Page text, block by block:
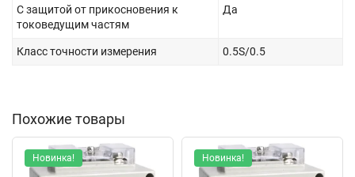
С защитой от прикосновения к
токоведущим частям
Да
Класс точности измерения 0.5S/0.5
Похожие товары
Новинка! Новинка!